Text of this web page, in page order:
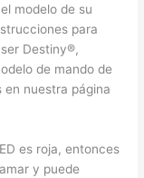
modelo de su
para
Destiny®,
de mando de
nuestra página
es roja, entonces
y puede